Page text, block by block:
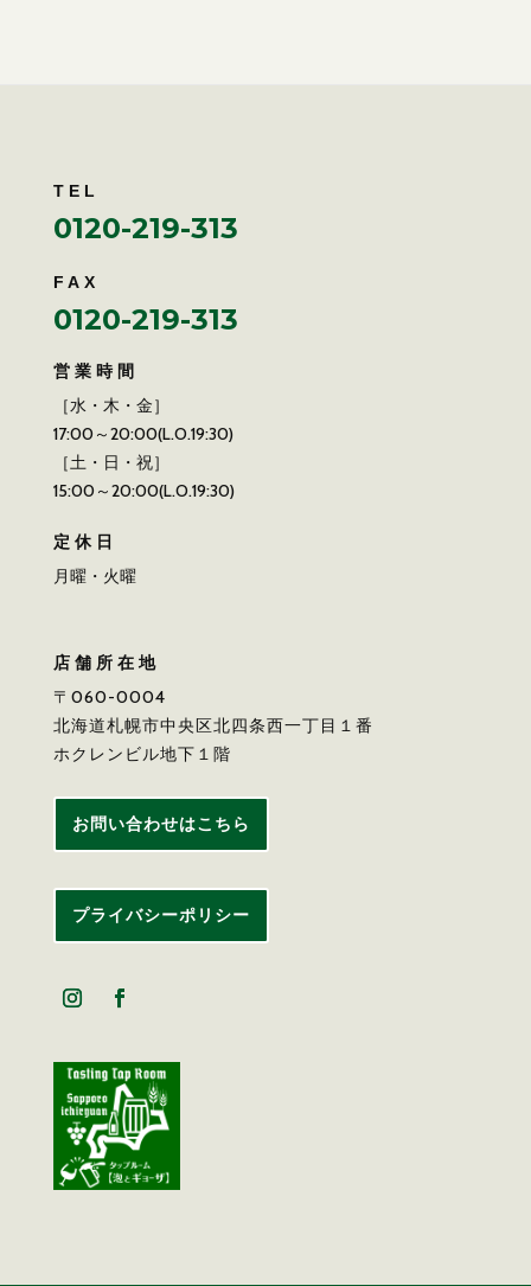
TEL
0120-219-313
FAX
0120-219-313
営業時間
［水・木・金］
17:00～20:00(L.O.19:30)
［土・日・祝］
15:00～20:00(L.O.19:30)
定休日
月曜・火曜
店舗所在地
〒060-0004
北海道札幌市中央区北四条西一丁目１番
ホクレンビル地下１階
お問い合わせはこちら
プライバシーポリシー